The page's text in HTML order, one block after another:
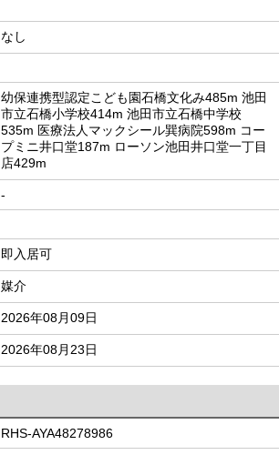
なし
幼保連携型認定こども園石橋文化み485m 池田
市立石橋小学校414m 池田市立石橋中学校
535m 医療法人マックシール巽病院598m コー
プミニ井口堂187m ローソン池田井口堂一丁目
店429m
-
即入居可
媒介
2026年08月09日
2026年08月23日
RHS-AYA48278986